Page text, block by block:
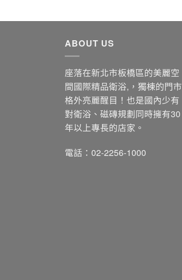
ABOUT US
座落在新北市板橋區的美麗空
間國際精品衛浴,，獨棟的門市
格外亮麗醒目！也是國內少有
對衛浴、磁磚規劃同時擁有30
年以上專長的店家。
電話：02-2256-1000